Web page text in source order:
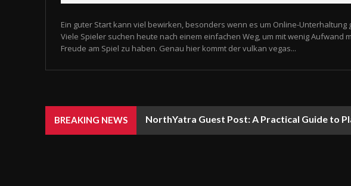
Ein guter Start kann viel bewirken, besonders wenn es um Online-Unterhaltung
Viele Spieler suchen heute nach einem einfachen Weg, um mit wenig Aufwand
Freude am Spiel zu haben. Genau hier kommt der vulkan vegas...
BREAKING NEWS NorthYatra Guest Post: A Practical Guide to